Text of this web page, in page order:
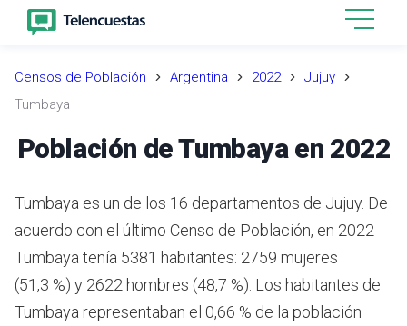
Censos de Población Argentina 2022
Jujuy
Tumbaya
Población de Tumbaya en 2022
Tumbaya es un de los 16 departamentos de Jujuy. De
acuerdo con el último Censo de Población, en 2022
Tumbaya tenía 5381 habitantes: 2759 mujeres
(51,3 %) y 2622 hombres (48,7 %). Los habitantes de
Tumbaya representaban el 0,66 % de la población